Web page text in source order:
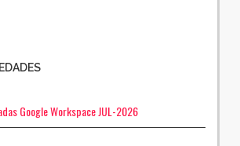
Google Workspace JUL-2026